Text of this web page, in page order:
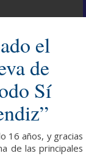
el
de
Sí
16 años, y gracias
de las principales